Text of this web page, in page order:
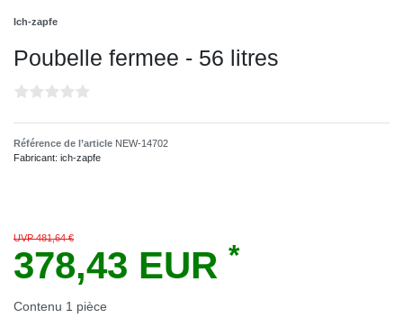
Ich-zapfe
Poubelle fermee - 56 litres
Référence de l’article NEW-14702
Fabricant: ich-zapfe
UVP 481,64 €
378,43 EUR *
Contenu 1 pièce